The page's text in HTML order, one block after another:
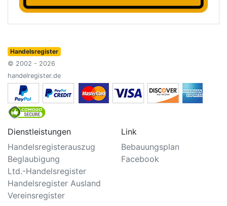
Handelsregister
© 2002 - 2026
handelregister.de
Dienstleistungen
Handelsregisterauszug
Beglaubigung
Ltd.-Handelsregister
Handelsregister Ausland
Vereinsregister
Link
Bebauungsplan
Facebook